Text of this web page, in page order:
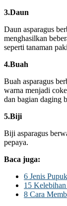
3.Daun
Daun asparagus
menghasilkan
seperti tanaman
4.Buah
Buah asparagus
warna menjadi
dan bagian daging
5.Biji
Biji asparagus
pepaya.
Baca juga:
6 Jenis
15
8 Cara